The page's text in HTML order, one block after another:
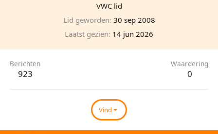
VWC lid
Lid geworden 30 sep 2008
Laatst gezien 14 jun 2026
Berichten
923
Waardering
0
Vind